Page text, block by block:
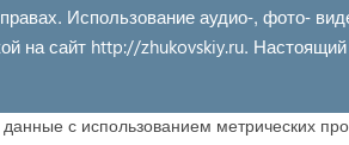
Использование аудио-, фото-
на сайт http://zhukovskiy.ru.
с использованием метрических